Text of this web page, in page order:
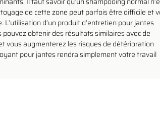
de cette zone peut parfois être difficile et
d’un produit d’entretien pour jantes
obtenir des résultats similaires avec de
vous augmenterez les risques de détérioration
pour jantes rendra simplement votre travail